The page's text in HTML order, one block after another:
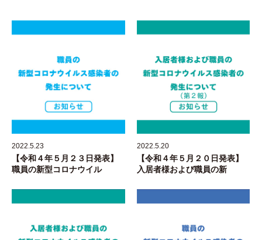
2022.5.23
【令和４年５月２３日発表】
職員の新型コロナウイル
2022.5.20
【令和４年５月２０日発表】
入居者様および職員の新